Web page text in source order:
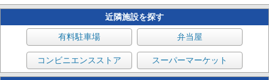
近隣施設を探す
有料駐車場 弁当屋
コンビニエンスストア スーパーマーケット